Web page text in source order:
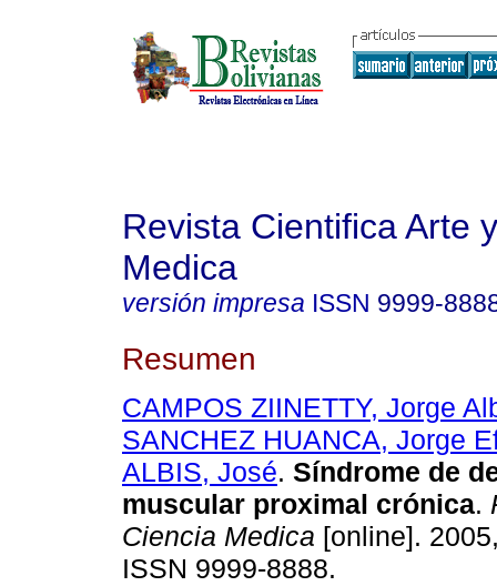
Revista Cientifica Arte
Medica
versión impresa ISSN 9999-
Resumen
CAMPOS ZIINETTY, Jorge
SANCHEZ HUANCA, Jorge
ALBIS, José. Síndrome de
muscular proximal crónica.
Ciencia Medica [online].
ISSN 9999-8888.